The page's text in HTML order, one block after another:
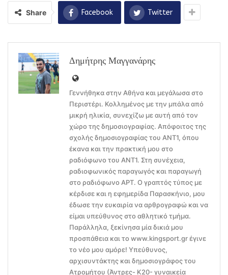
Share Facebook Twitter
Δημήτρης Μαγγανάρης
Γεννήθηκα στην Αθήνα και μεγάλωσα στο
Περιστέρι. Κολλημένος με την μπάλα από
μικρή ηλικία, συνεχίζω με αυτή από τον
χώρο της δημοσιογραφίας. Απόφοιτος της
σχολής δημοσιογραφίας του ΑΝΤ1, όπου
έκανα και την πρακτική μου στο
ραδιόφωνο του ΑΝΤ1. Στη συνέχεια,
ραδιοφωνικός παραγωγός και παραγωγή
στο ραδιόφωνο ΑΡΤ. Ο γραπτός τύπος με
κέρδισε και η εφημερίδα Παρασκήνιο, μου
έδωσε την ευκαιρία να αρθρογραφώ και να
είμαι υπεύθυνος στο αθλητικό τμήμα.
Παράλληλα, ξεκίνησα μία δικιά μου
προσπάθεια και το www.kingsport.gr έγινε
το νέο μου αμόρε! Υπεύθυνος,
αρχισυντάκτης και δημοσιογράφος του
Ατρομήτου (Άντρες- Κ20- γυναικεία